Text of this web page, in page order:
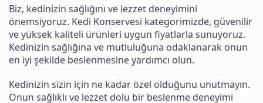
Biz, kedinizin sağlığını ve lezzet deneyimini
önemsiyoruz. Kedi Konservesi kategorimizde, güvenilir
ve yüksek kaliteli ürünleri uygun fiyatlarla sunuyoruz.
Kedinizin sağlığına ve mutluluğuna odaklanarak onun
en iyi şekilde beslenmesine yardımcı olun.
Kedinizin sizin için ne kadar özel olduğunu unutmayın.
Onun sağlıklı ve lezzet dolu bir beslenme deneyimi